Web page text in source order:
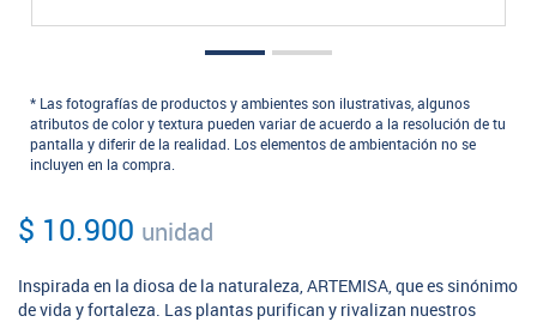
* Las fotografías de productos y ambientes son ilustrativas, algunos
atributos de color y textura pueden variar de acuerdo a la resolución de tu
pantalla y diferir de la realidad. Los elementos de ambientación no se
incluyen en la compra.
$ 10.900 unidad
Inspirada en la diosa de la naturaleza, ARTEMISA, que es sinónimo
de vida y fortaleza. Las plantas purifican y rivalizan nuestros